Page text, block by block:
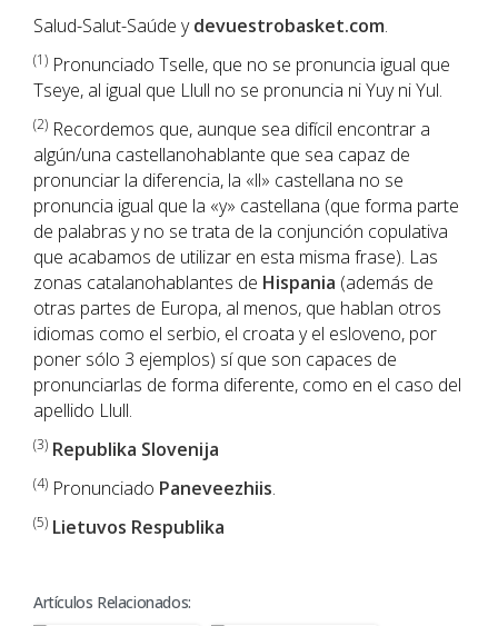
Salud-Salut-Saúde ydevuestrobasket.com.
(1) Pronunciado Tselle, que no se pronuncia igual que
Tseye, al igual que Llull no se pronuncia ni Yuy ni Yul.
(2) Recordemos que, aunque sea difícil encontrar a
algún/una castellanohablante que sea capaz de
pronunciar la diferencia, la «ll» castellana no se
pronuncia igual que la «y» castellana (que forma parte
de palabras y no se trata de la conjunción copulativa
que acabamos de utilizar en esta misma frase). Las
zonas catalanohablantes de Hispania (además de
otras partes de Europa, al menos, que hablan otros
idiomas como el serbio, el croata y el esloveno, por
poner sólo 3 ejemplos) sí que son capaces de
pronunciarlas de forma diferente, como en el caso del
apellido Llull.
(3) Republika Slovenija
(4) Pronunciado Paneveezhiis.
(5) Lietuvos Respublika
Artículos Relacionados: